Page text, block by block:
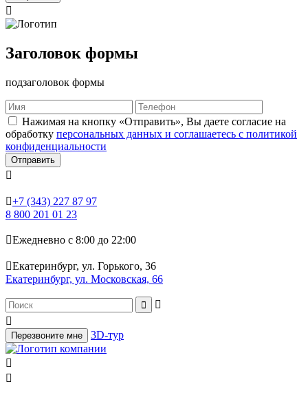

Заголовок формы
подзаголовок формы
Нажимая на кнопку «Отправить», Вы даете согласие на
обработку персональных данных и соглашаетесь с политикой
конфиденциальности
Отправить

+7 (343) 227 87 97
8 800 201 01 23
Ежедневно с 8:00 до 22:00
Екатеринбург, ул. Горького, 36
Екатеринбург, ул. Московская, 66



Перезвоните мне 3D-тур

